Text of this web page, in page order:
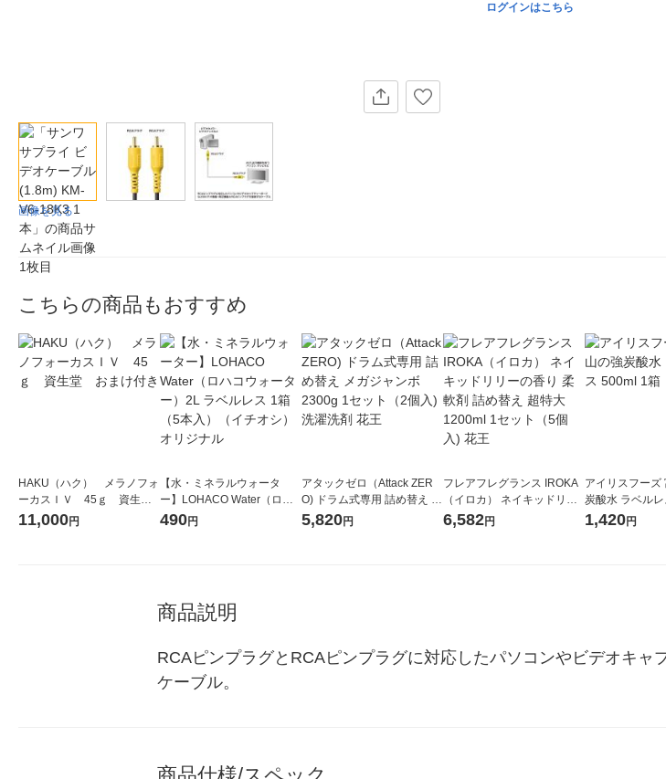
画像を見る
ログインはこちら
こちらの商品もおすすめ
HAKU（ハク） メラノフォ
ーカスＩＶ 45ｇ 資生
堂 おまけ付き
11,000円
【水・ミネラルウォータ
ー】LOHACO Water（ロハ
コウォーター）2L ラベルレ
490円
アタックゼロ（Attack ZER
O) ドラム式専用 詰め替え メ
ガジャンボ 2300g 1セット
5,820円
フレアフレグランス IROKA
（イロカ） ネイキッドリリ
ーの香り 柔軟剤 詰め替え 超
6,582円
アイリスフーズ
炭酸水 ラベル
箱（24本入）
1,420円
商品説明
RCAピンプラグとRCAピンプラグに対応したパソコンやビデオキ
ケーブル。